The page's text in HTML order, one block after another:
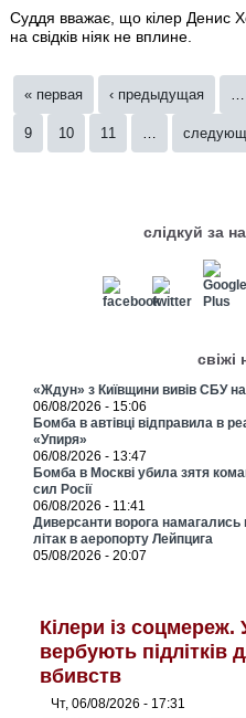
Суддя вважає, що кілер Денис
на свідків ніяк не вплине.
Страницы
« первая ‹ предыдущая …
9 10 11 …
слідкуй за
свіжі
«Ждун» з Київщини вивів СБУ
06/08/2026 - 15:06
Бомба в автівці відправила в
«Упиря»
06/08/2026 - 13:47
Бомба в Москві убила зятя
сил Росії
06/08/2026 - 11:41
Диверсанти ворога намагались
літак в аеропорту Лейпцига
05/08/2026 - 20:07
Кілери із
вербують підлітків
вбивств
Чт, 06/08/2026 - 17:31